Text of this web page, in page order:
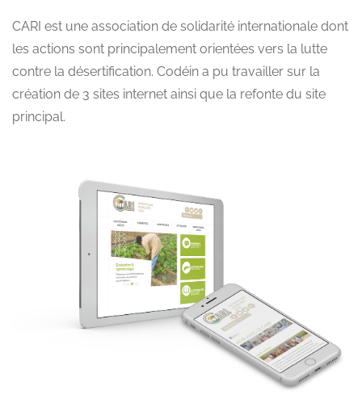
CARI est une association de solidarité internationale dont
les actions sont principalement orientées vers la lutte
contre la désertification. Codéin a pu travailler sur la
création de 3 sites internet ainsi que la refonte du site
principal.